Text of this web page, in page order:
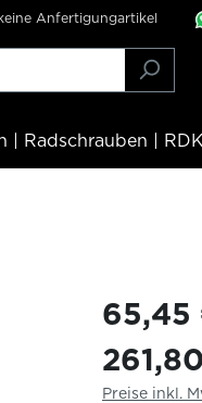
Anfertigungartikel
| Radschrauben |
65,45
Preise inkl.